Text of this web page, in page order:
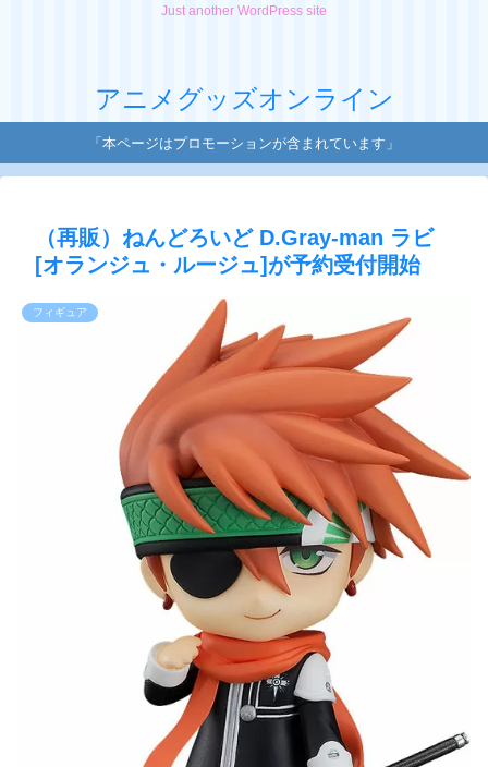
Just another WordPress site
アニメグッズオンライン
「本ページはプロモーションが含まれています」
（再販）ねんどろいど D.Gray-man ラビ
[オランジュ・ルージュ]が予約受付開始
フィギュア